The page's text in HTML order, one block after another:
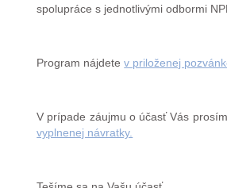
spolupráce s jednotlivými odbormi
Program nájdetev priloženej
V prípade záujmu o účasť Vás
vyplnenej návratky.